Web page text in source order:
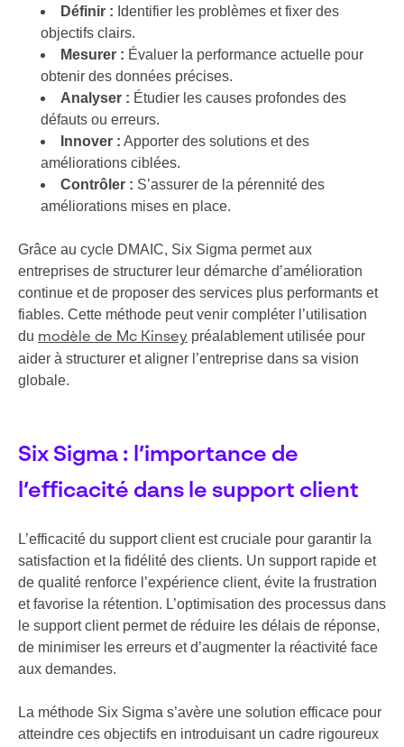
Définir : Identifier les problèmes et fixer des
objectifs clairs.
Mesurer : Évaluer la performance actuelle pour
obtenir des données précises.
Analyser : Étudier les causes profondes des
défauts ou erreurs.
Innover : Apporter des solutions et des
améliorations ciblées.
Contrôler : S’assurer de la pérennité des
améliorations mises en place.
Grâce au cycle DMAIC, Six Sigma permet aux
entreprises de structurer leur démarche d’amélioration
continue et de proposer des services plus performants et
fiables. Cette méthode peut venir compléter l’utilisation
du modèle de Mc Kinsey préalablement utilisée pour
aider à structurer et aligner l’entreprise dans sa vision
globale.
Six Sigma : l’importance de
l’efficacité dans le support client
L’efficacité du support client est cruciale pour garantir la
satisfaction et la fidélité des clients. Un support rapide et
de qualité renforce l’expérience client, évite la frustration
et favorise la rétention. L’optimisation des processus dans
le support client permet de réduire les délais de réponse,
de minimiser les erreurs et d’augmenter la réactivité face
aux demandes.
La méthode Six Sigma s’avère une solution efficace pour
atteindre ces objectifs en introduisant un cadre rigoureux